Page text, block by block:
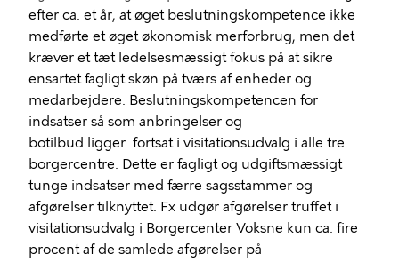
efter ca. et år, at øget beslutningskompetence ikke
medførte et øget økonomisk merforbrug, men det
kræver ettæt ledelsesmæssigt fokus på at sikre
ensartet fagligt skøn på tværs af enheder og
medarbejdere. Beslutningskompetencen for
indsatser så som anbringelser og
botilbud
igger fortsat i visitationsudvalg i alle tre
borgercentre. Dette er fagligt og udgiftsmæssigt
tunge indsatser med færre sagsstammer og
afgørelser tilknyttet. Fx udgør afgørelser truffet i
visitationsudvalg i Borgercenter Voksne kun ca. fire
procent af de samlede afgørelser på